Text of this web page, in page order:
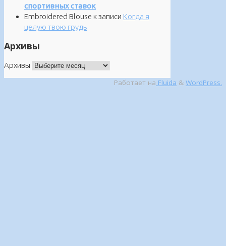
спортивных ставок
Embroidered Blouse к записи Когда я
целую твою грудь
Архивы
Архивы
Работает на Fluida & WordPress.